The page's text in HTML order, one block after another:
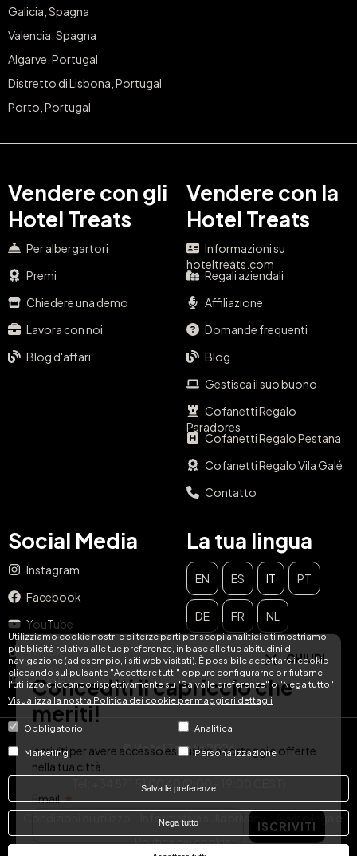
Utilizziamo cookie nostri e di terze parti per scopi analitici e ti mostriamo
pubblicità relativa alle tue preferenze, in base alle tue abitudini di
navigazione (ad esempio, i siti web visitati). È possibile accettare i cookie
cliccando sul pulsante "Accettare tutti" oppure configurarne o rifiutarne
l'utilizzo cliccando rispettivamente su "Salva le preferenze" o "Nega tutto".
Visualizza la nostra Politica dei cookie per maggiori dettagli
Obbligatorio Analitica
Marketing Personalizzazione
Salva le preferenze
Nega tutto
Galicia, Spagna
Valencia, Spagna
Algarve, Portugal
Distretto di Lisbona, Portugal
Porto, Portugal
Vendere con gli
Hotel Treats
Per albergartori
Premi
Chiedere una demo
Lavora con noi
Blog d'affari
Vendere con la
Hotel Treats
Informazioni su
hoteltreats.com
Regali aziendali
Affiliazione
Domande frequenti
Blog
Gestisca il suo buono
Cofanetti Regalo
Paradores
Cofanetti Regalo Pestana
Cofanetti Regalo Vila Galé
Contatto
Social Media
Instagram
Facebook
YouTube
TikTok
LinkedIn
La tua lingua
EN ES IT PT
DE FR NL
© Hotel Treats 2026
Tel: +34 871 51 00 40 (9:00 - 19:00 CEST)
Informativa sulla privacy
Avviso legale
Politica dei cookie
Concediti il capriccio che
meriti!
Iscriviti per avere accesso esclusivo a sorteggi e offerte
nella tua città.
Email